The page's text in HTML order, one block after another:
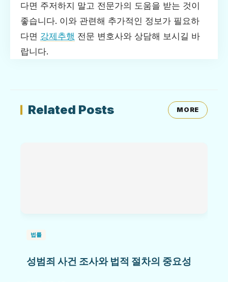
다면 주저하지 말고 전문가의 도움을 받는 것이
좋습니다. 이와 관련해 추가적인 정보가 필요하
다면 강제추행 전문 변호사와 상담해 보시길 바
랍니다.
Related Posts MORE
법률
성범죄 사건 조사와 법적 절차의 중요성